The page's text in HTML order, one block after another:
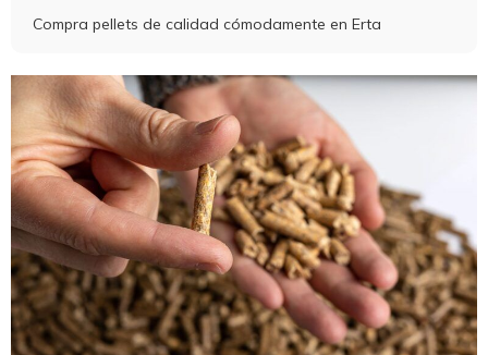
Compra pellets de calidad cómodamente en Erta